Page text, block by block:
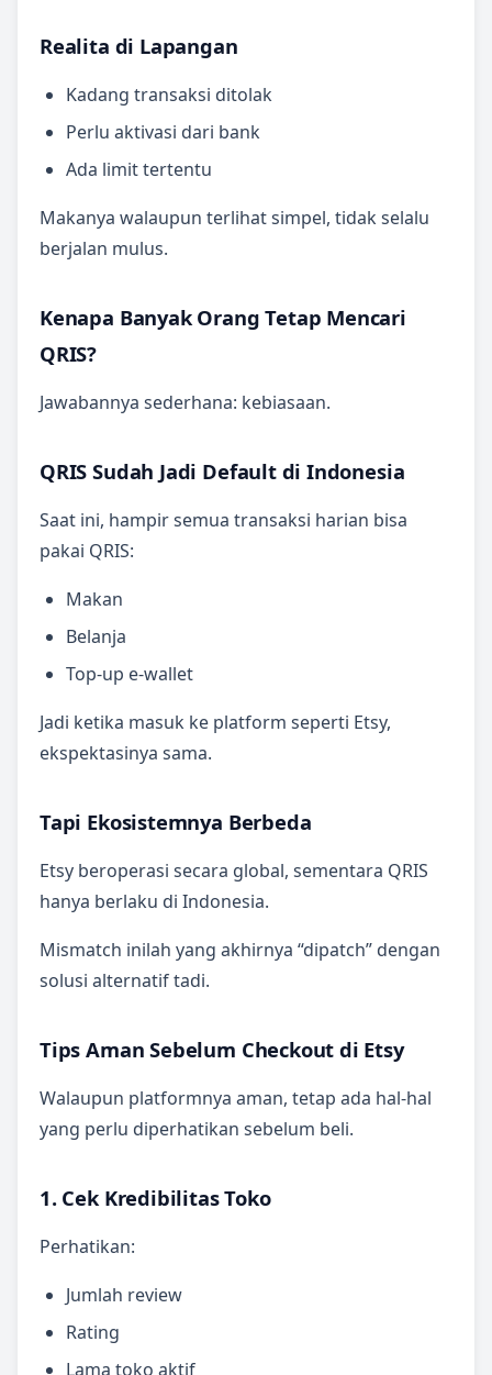
Realita di Lapangan
Kadang transaksi ditolak
Perlu aktivasi dari bank
Ada limit tertentu
Makanya walaupun terlihat simpel, tidak selalu
berjalan mulus.
Kenapa Banyak Orang Tetap Mencari
QRIS?
Jawabannya sederhana: kebiasaan.
QRIS Sudah Jadi Default di Indonesia
Saat ini, hampir semua transaksi harian bisa
pakai QRIS:
Makan
Belanja
Top-up e-wallet
Jadi ketika masuk ke platform seperti Etsy,
ekspektasinya sama.
Tapi Ekosistemnya Berbeda
Etsy beroperasi secara global, sementara QRIS
hanya berlaku di Indonesia.
Mismatch inilah yang akhirnya “dipatch” dengan
solusi alternatif tadi.
Tips Aman Sebelum Checkout di Etsy
Walaupun platformnya aman, tetap ada hal-hal
yang perlu diperhatikan sebelum beli.
1. Cek Kredibilitas Toko
Perhatikan:
Jumlah review
Rating
Lama toko aktif